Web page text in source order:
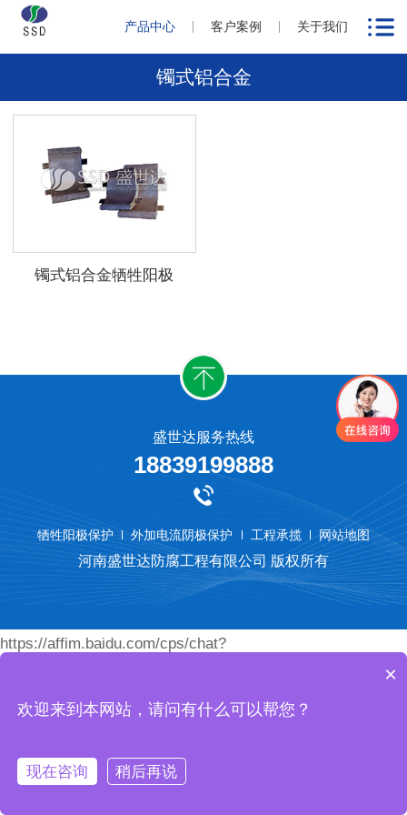
产品中心 客户案例 关于我们
镯式铝合金
镯式铝合金牺牲阳极
盛世达服务热线
18839199888
牺牲阳极保护 外加电流阴极保护 工程承揽 网站地图
河南盛世达防腐工程有限公司 版权所有
https://affim.baidu.com/cps/chat?
×
欢迎来到本网站，请问有什么可以帮您？
现在咨询 稍后再说